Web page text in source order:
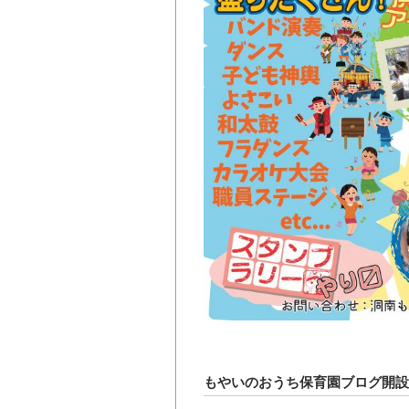
もやいのおうち保育園ブログ開設